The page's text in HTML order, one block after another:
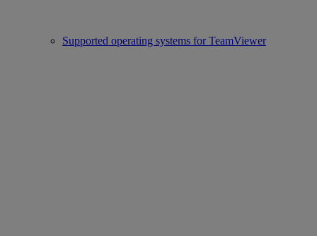
Supported operating systems for TeamViewer